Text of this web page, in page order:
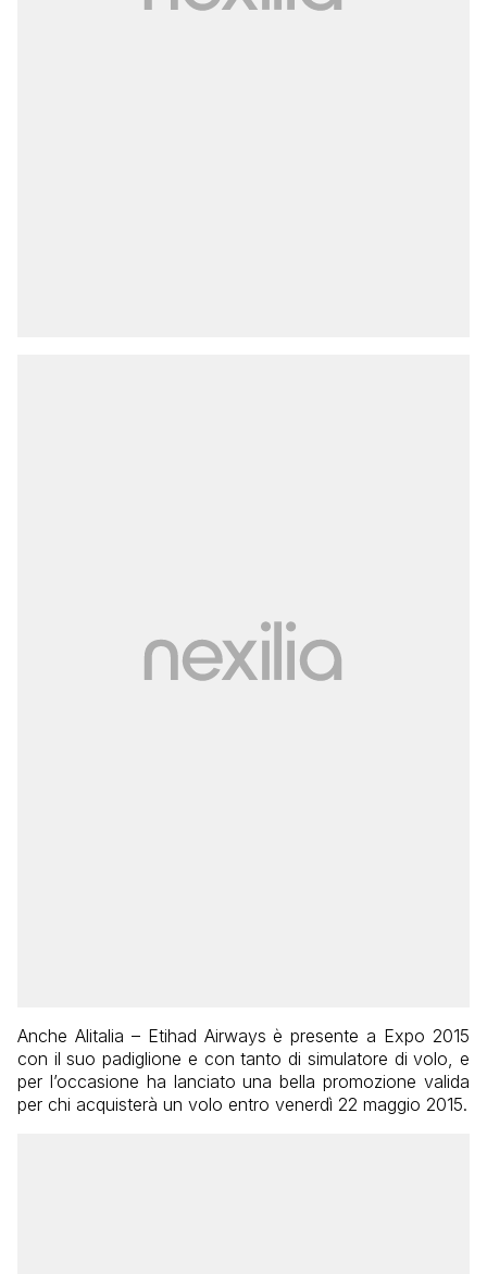
Anche Alitalia – Etihad Airways è presente a Expo 2015
con il suo padiglione e con tanto di simulatore di volo, e
per l’occasione ha lanciato una bella promozione valida
per chi acquisterà un volo entro venerdì 22 maggio 2015.